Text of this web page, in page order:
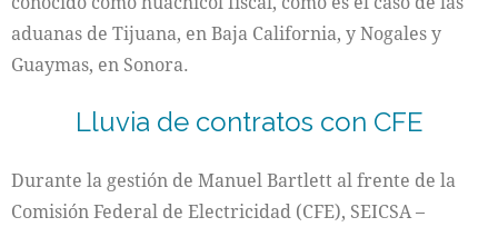
aduanas de Tijuana, en Baja California, y Nogales y
Guaymas, en Sonora.
Lluvia de contratos con CFE
Durante la gestión de Manuel Bartlett al frente de la
Comisión Federal de Electricidad (CFE), SEICSA –